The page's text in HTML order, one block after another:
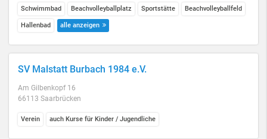
Schwimmbad Beachvolleyballplatz Sportstätte Beachvolleyballfeld
Hallenbad alle anzeigen
SV Malstatt Burbach 1984 e.V.
Am Gilbenkopf 16
66113 Saarbrücken
Verein auch Kurse für Kinder / Jugendliche